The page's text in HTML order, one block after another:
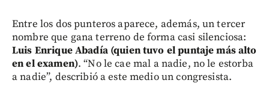
Entre los dos punteros aparece, además, un tercer
nombre que gana terreno de forma casi silenciosa:
Luis Enrique Abadía (quien tuvo el puntaje más alto
en el examen). “No le cae mal a nadie, no le estorba
a nadie”, describió a este medio un congresista.